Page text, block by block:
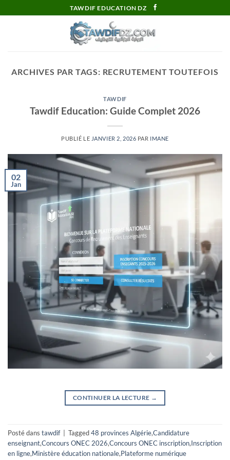
au
TAWDIF EDUCATION DZ
ARCHIVES PAR TAGS: RECRUTEMENT TOUTEFOIS
TAWDIF
Tawdif Education: Guide Complet 2026
PUBLIÉ LE JANVIER 2, 2026 PAR IMANE
02
Jan
CONTINUER LA LECTURE →
Posté dans tawdif Tagged48 provinces Algérie,Candidature
enseignant,Concours ONEC 2026,Concours ONEC inscription,Inscription
en ligne,Ministère éducation nationale,Plateforme numérique